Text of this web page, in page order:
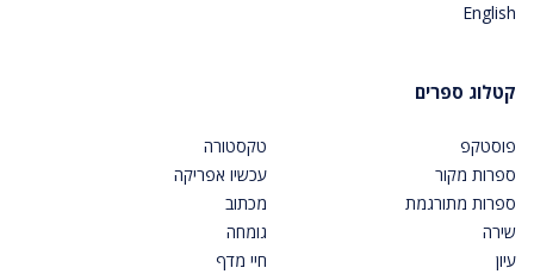
English
קטלוג ספרים
פוסטקפ
ספרות מקור
ספרות מתורגמת
שירה
עיון
טקסטורה
עכשיו אפריקה
מכתוב
גומחה
חיי מדף